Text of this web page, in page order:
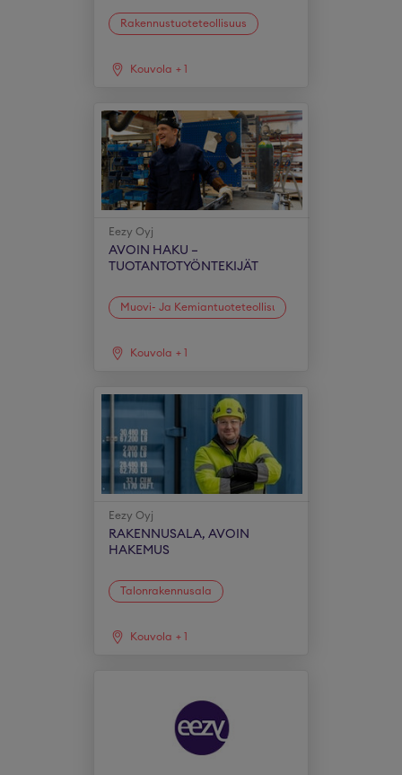
Rakennustuoteteollisuus
Kouvola + 1
Eezy Oyj
AVOIN HAKU –
TUOTANTOTYÖNTEKIJÄT
Muovi- Ja Kemiantuoteteollisuus
Kouvola + 1
Eezy Oyj
RAKENNUSALA, AVOIN
HAKEMUS
Talonrakennusala
Kouvola + 1